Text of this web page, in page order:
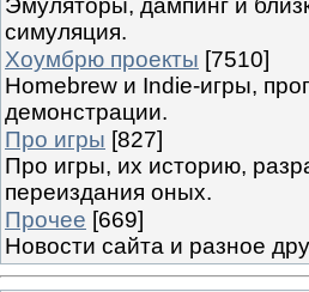
Эмуляторы, дампинг и
симуляция.
Хоумбрю проекты [7510]
Homebrew и Indie-игры,
демонстрации.
Про игры [827]
Про игры, их историю,
переиздания оных.
Прочее [669]
Новости сайта и разное